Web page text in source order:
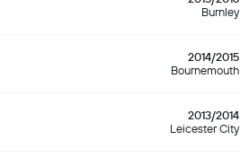
Burnley
2014/2015
Bournemouth
2013/2014
Leicester City